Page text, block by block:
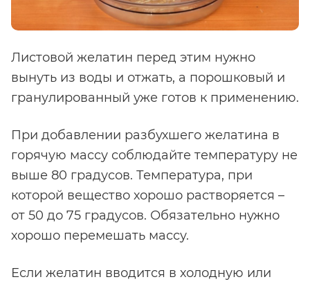
Листовой желатин перед этим нужно
вынуть из воды и отжать, а порошковый и
гранулированный уже готов к применению.
При добавлении разбухшего желатина в
горячую массу соблюдайте температуру не
выше 80 градусов. Температура, при
которой вещество хорошо растворяется –
от 50 до 75 градусов. Обязательно нужно
хорошо перемешать массу.
Если желатин вводится в холодную или